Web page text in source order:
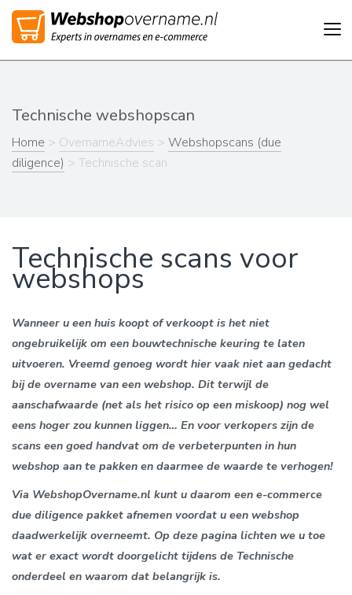
Technische webshopscan
Home > OvernameAdvies > Webshopscans (due
diligence) > Technische scan
Technische scans voor
webshops
Wanneer u een huis koopt of verkoopt is het niet
ongebruikelijk om een bouwtechnische keuring te laten
uitvoeren. Vreemd genoeg wordt hier vaak niet aan gedacht
bij de overname van een webshop. Dit terwijl de
aanschafwaarde (net als het risico op een miskoop) nog wel
eens hoger zou kunnen liggen… En voor verkopers zijn de
scans een goed handvat om de verbeterpunten in hun
webshop aan te pakken en daarmee de waarde te verhogen!
Via WebshopOvername.nl kunt u daarom een e-commerce
due diligence pakket afnemen voordat u een webshop
daadwerkelijk overneemt. Op deze pagina lichten we u toe
wat er exact wordt doorgelicht tijdens de Technische
onderdeel en waarom dat belangrijk is.